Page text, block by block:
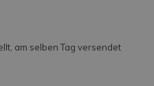
am selben Tag versendet